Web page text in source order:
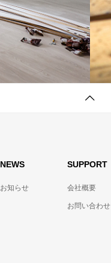
NEWS
お知らせ
SUPPORT
会社概要
お問い合わせ